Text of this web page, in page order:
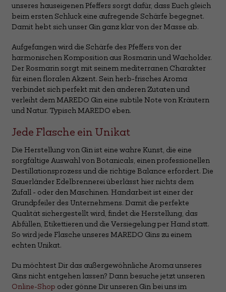
unseres hauseigenen Pfeffers sorgt dafür, dass Euch gleich
beim ersten Schluck eine aufregende Schärfe begegnet.
Damit hebt sich unser Gin ganz klar von der Masse ab.
Aufgefangen wird die Schärfe des Pfeffers von der
harmonischen Komposition aus Rosmarin und Wacholder.
Der Rosmarin sorgt mit seinem mediterranen Charakter
für einen floralen Akzent. Sein herb-frisches Aroma
verbindet sich perfekt mit den anderen Zutaten und
verleiht dem MAREDO Gin eine subtile Note von Kräutern
und Natur. Typisch MAREDO eben.
Jede Flasche ein Unikat
Die Herstellung von Gin ist eine wahre Kunst, die eine
sorgfältige Auswahl von Botanicals, einen professionellen
Destillationsprozess und die richtige Balance erfordert. Die
Sauerländer Edelbrennerei überlässt hier nichts dem
Zufall - oder den Maschinen. Handarbeit ist einer der
Grundpfeiler des Unternehmens. Damit die perfekte
Qualität sichergestellt wird, findet die Herstellung, das
Abfüllen, Etikettieren und die Versiegelung per Hand statt.
So wird jede Flasche unseres MAREDO Gins zu einem
echten Unikat.
Du möchtest Dir das außergewöhnliche Aroma unseres
Gins nicht entgehen lassen? Dann besuche jetzt unseren
Online-Shop oder gönne Dir unseren Gin bei uns im